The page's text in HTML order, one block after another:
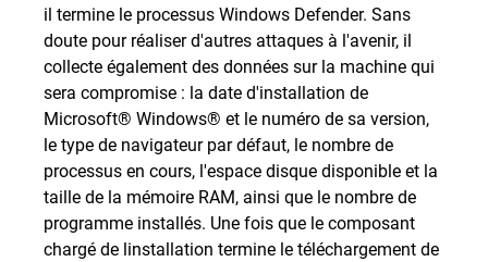
il termine le processus Windows Defender. Sans
doute pour réaliser d'autres attaques à l'avenir, il
collecte également des données sur la machine qui
sera compromise : la date d'installation de
Microsoft® Windows® et le numéro de sa version,
le type de navigateur par défaut, le nombre de
processus en cours, l'espace disque disponible et la
taille de la mémoire RAM, ainsi que le nombre de
programme installés. Une fois que le composant
chargé de linstallation termine le téléchargement de